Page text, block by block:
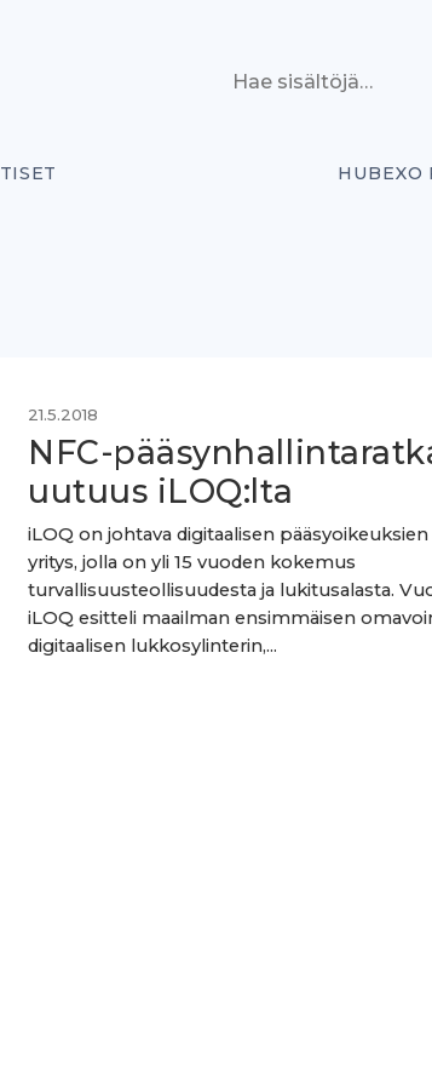
HUBEXO
21.5.2018
NFC-
uutuus iLOQ:lta
iLOQ on johtava digitaalisen
yritys, jolla on yli 15 vuoden kokemus
turvallisuusteollisuudesta ja lukitusalasta.
iLOQ esitteli maailman ensimmäisen
digitaalisen lukkosylinterin,...